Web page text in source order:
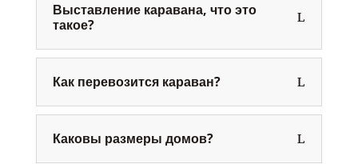
Выставление каравана, что это
такое?
Как перевозится караван?
Каковы размеры домов?